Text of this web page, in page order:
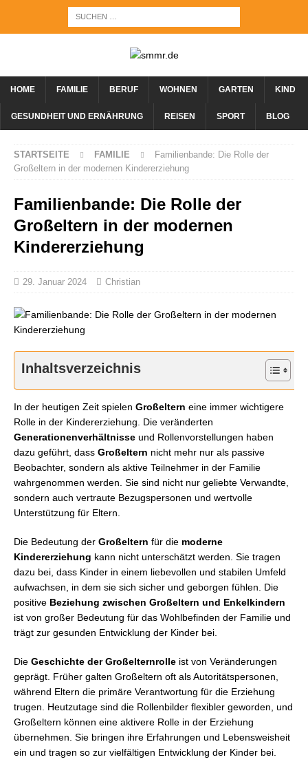
HOME FAMILIE BERUF WOHNEN GARTEN KIND
GESUNDHEIT UND ERNÄHRUNG REISEN SPORT BLOG
STARTSEITE FAMILIE
Familienbande: Die Rolle der
Großeltern in der modernen Kindererziehung
Familienbande: Die Rolle der
Großeltern in der modernen
Kindererziehung
29. Januar 2024 Christian
Inhaltsverzeichnis
In der heutigen Zeit spielen Großeltern eine immer wichtigere
Rolle in der Kindererziehung. Die veränderten
Generationenverhältnisse und Rollenvorstellungen haben
dazu geführt, dass Großeltern nicht mehr nur als passive
Beobachter, sondern als aktive Teilnehmer in der Familie
wahrgenommen werden. Sie sind nicht nur geliebte Verwandte,
sondern auch vertraute Bezugspersonen und wertvolle
Unterstützung für Eltern.
Die Bedeutung der Großeltern für die moderne
Kindererziehung kann nicht unterschätzt werden. Sie tragen
dazu bei, dass Kinder in einem liebevollen und stabilen Umfeld
aufwachsen, in dem sie sich sicher und geborgen fühlen. Die
positive Beziehung zwischen Großeltern und Enkelkindern
ist von großer Bedeutung für das Wohlbefinden der Familie und
trägt zur gesunden Entwicklung der Kinder bei.
Die Geschichte der Großelternrolle ist von Veränderungen
geprägt. Früher galten Großeltern oft als Autoritätspersonen,
während Eltern die primäre Verantwortung für die Erziehung
trugen. Heutzutage sind die Rollenbilder flexibler geworden, und
Großeltern können eine aktivere Rolle in der Erziehung
übernehmen. Sie bringen ihre Erfahrungen und Lebensweisheit
ein und tragen so zur vielfältigen Entwicklung der Kinder bei.